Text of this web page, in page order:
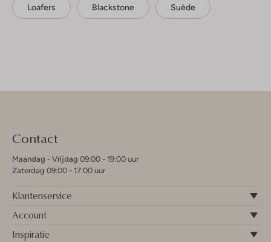
Loafers Blackstone Suède
Contact
Maandag - Vrijdag 09:00 - 19:00 uur
Zaterdag 09:00 - 17:00 uur
Klantenservice
Account
Inspiratie